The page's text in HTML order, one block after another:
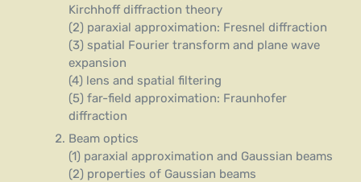
Kirchhoff diffraction theory
(2) paraxial approximation: Fresnel diffraction
(3) spatial Fourier transform and plane wave
expansion
(4) lens and spatial filtering
(5) far-field approximation: Fraunhofer
diffraction
Beam optics
(1) paraxial approximation and Gaussian beams
(2) properties of Gaussian beams